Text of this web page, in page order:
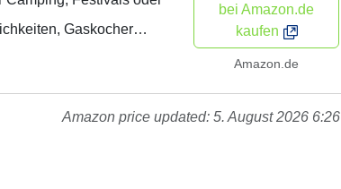
Gaskocher
bei Amazon.de
kaufen
Amazon.de
Amazon price updated:5. August 2026 6:26